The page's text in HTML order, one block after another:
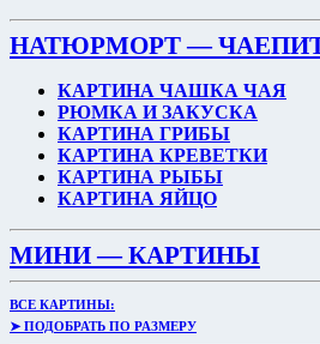
НАТЮРМОРТ —
КАРТИНА ЧАШКА ЧАЯ
РЮМКА И ЗАКУСКА
КАРТИНА ГРИБЫ
КАРТИНА КРЕВЕТКИ
КАРТИНА РЫБЫ
КАРТИНА ЯЙЦО
МИНИ — КАРТИНЫ
ВСЕ КАРТИНЫ:
➤ ПОДОБРАТЬ ПО РАЗМЕРУ